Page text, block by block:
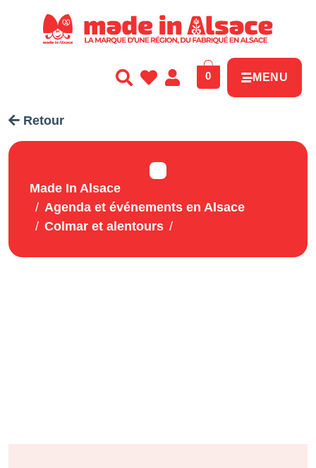
0 MENU
Retour
Made In Alsace
Agenda et événements en Alsace
Colmar et alentours